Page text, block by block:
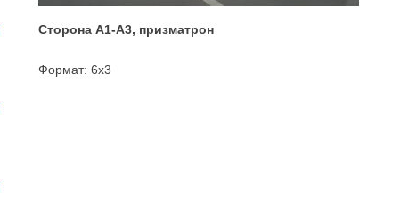
Сторона А1-А3, призматрон
Формат: 6х3